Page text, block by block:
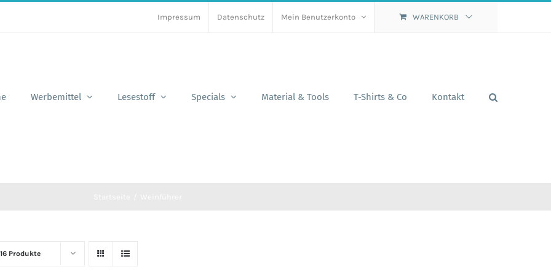
Impressum Datenschutz Mein Benutzerkonto WARENKORB
Werbemittel Lesestoff Specials Material & Tools T-Shirts & Co Kontakt
16 Produkte